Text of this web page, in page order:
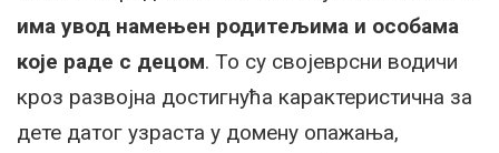
има увод намењен родитељима и особама
које раде с децом. То су својеврсни водичи
кроз развојна достигнућа карактеристична за
дете датог узраста у домену опажања,